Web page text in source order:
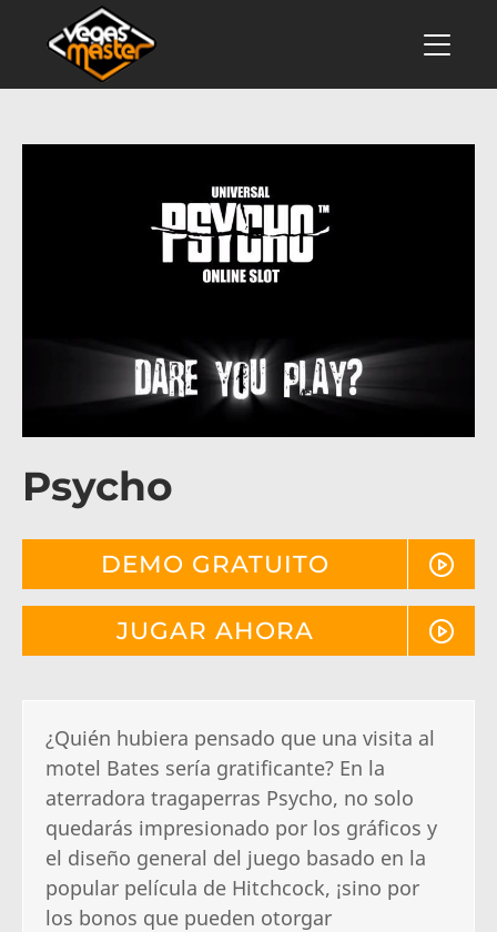
Psycho
DEMO GRATUITO
JUGAR AHORA
¿Quién hubiera pensado que una visita al
motel Bates sería gratificante? En la
aterradora tragaperras Psycho, no solo
quedarás impresionado por los gráficos y
el diseño general del juego basado en la
popular película de Hitchcock, ¡sino por
los bonos que pueden otorgar